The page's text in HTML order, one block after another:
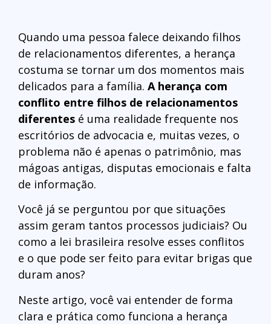
Quando uma pessoa falece deixando filhos
de relacionamentos diferentes, a herança
costuma se tornar um dos momentos mais
delicados para a família. A herança com
conflito entre filhos de relacionamentos
diferentes é uma realidade frequente nos
escritórios de advocacia e, muitas vezes, o
problema não é apenas o patrimônio, mas
mágoas antigas, disputas emocionais e falta
de informação.
Você já se perguntou por que situações
assim geram tantos processos judiciais? Ou
como a lei brasileira resolve esses conflitos
e o que pode ser feito para evitar brigas que
duram anos?
Neste artigo, você vai entender de forma
clara e prática como funciona a herança